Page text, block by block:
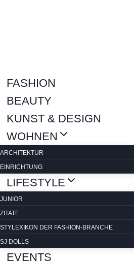
FASHION
BEAUTY
KUNST & DESIGN
WOHNEN
ARCHITEKTUR
EINRICHTUNG
LIFESTYLE
JUNIOR
ZITATE
STYLEXIKON DER FASHION-BRANCHE
SJ DOLLS
EVENTS